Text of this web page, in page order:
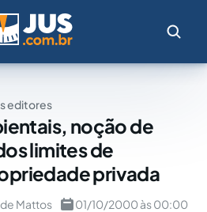
editores
noção de
limites de
privada
Mattos 01/10/2000 às 00:00